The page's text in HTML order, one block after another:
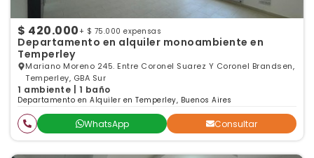
$ 420.000 + $ 75.000 expensas
Departamento en alquiler monoambiente en
Temperley
Mariano Moreno 245. Entre Coronel Suarez Y Coronel Brandsen,
Temperley, GBA Sur
1 ambiente | 1 baño
Departamento en Alquiler en Temperley, Buenos Aires
WhatsApp Consultar